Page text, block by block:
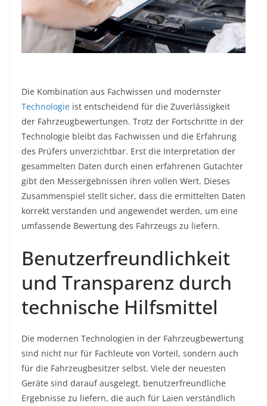
Die Kombination aus Fachwissen und modernster
Technologie ist entscheidend für die Zuverlässigkeit
der Fahrzeugbewertungen. Trotz der Fortschritte in der
Technologie bleibt das Fachwissen und die Erfahrung
des Prüfers unverzichtbar. Erst die Interpretation der
gesammelten Daten durch einen erfahrenen Gutachter
gibt den Messergebnissen ihren vollen Wert. Dieses
Zusammenspiel stellt sicher, dass die ermittelten Daten
korrekt verstanden und angewendet werden, um eine
umfassende Bewertung des Fahrzeugs zu liefern.
Benutzerfreundlichkeit
und Transparenz durch
technische Hilfsmittel
Die modernen Technologien in der Fahrzeugbewertung
sind nicht nur für Fachleute von Vorteil, sondern auch
für die Fahrzeugbesitzer selbst. Viele der neuesten
Geräte sind darauf ausgelegt, benutzerfreundliche
Ergebnisse zu liefern, die auch für Laien verständlich